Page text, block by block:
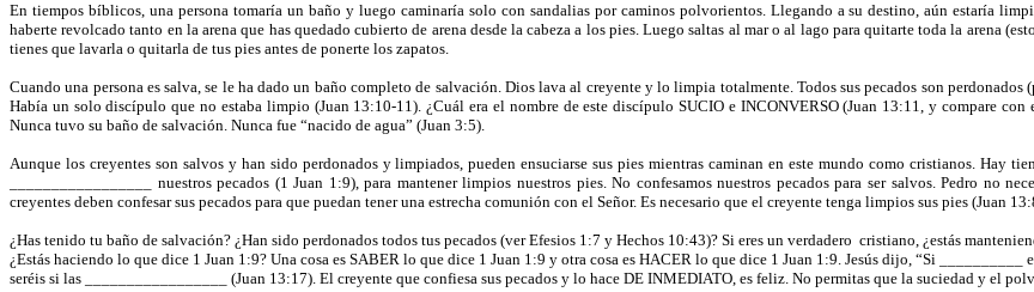
En tiempos bíblicos, una persona tomaría un baño y luego caminaría solo con sandalias por caminos polvorientos. Llegando a su destino, aún estaría
haberte revolcado tanto en la arena que has quedado cubierto de arena desde la cabeza a los pies. Luego saltas al mar o al lago para quitarte toda la arena
tienes que lavarla o quitarla de tus pies antes de ponerte los zapatos.
Cuando una persona es salva, se le ha dado un baño completo de salvación. Dios lava al creyente y lo limpia totalmente. Todos sus pecados son
Había un solo discípulo que no estaba limpio (Juan 13:10-11). ¿Cuál era el nombre de este discípulo SUCIO e INCONVERSO (Juan 13:11, y compare
Nunca tuvo su baño de salvación. Nunca fue “nacido de agua” (Juan 3:5).
Aunque los creyentes son salvos y han sido perdonados y limpiados, pueden ensuciarse sus pies mientras caminan en este mundo como cristianos. Hay
_________________ nuestros pecados (1 Juan 1:9), para mantener limpios nuestros pies. No confesamos nuestros pecados para ser salvos. Pedro no
creyentes deben confesar sus pecados para que puedan tener una estrecha comunión con el Señor. Es necesario que el creyente tenga limpios sus pies (Juan
¿Has tenido tu baño de salvación? ¿Han sido perdonados todos tus pecados (ver Efesios 1:7 y Hechos 10:43)? Si eres un verdadero cristiano, ¿estás
¿Estás haciendo lo que dice 1 Juan 1:9? Una cosa es SABER lo que dice 1 Juan 1:9 y otra cosa es HACER lo que dice 1 Juan 1:9. Jesús dijo, “Si __________
seréis si las _________________ (Juan 13:17). El creyente que confiesa sus pecados y lo hace DE INMEDIATO, es feliz. No permitas que la suciedad y el